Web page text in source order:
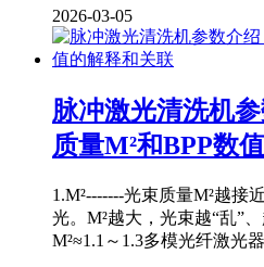
2026-03-05
脉冲激光清洗机
质量M²和BPP数
1.M²-------光束质量M²越接
光。M²越大，光束越“乱”
M²≈1.1～1.3多模光纤激光